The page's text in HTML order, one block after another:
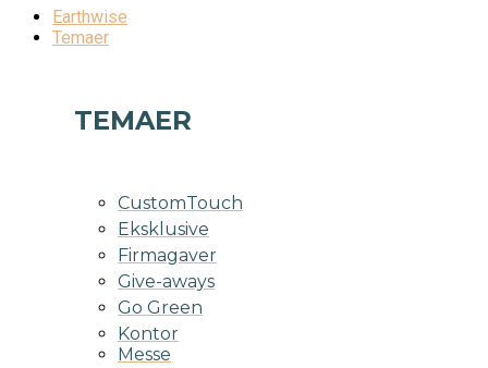
Earthwise
Temaer
TEMAER
CustomTouch
Eksklusive
Firmagaver
Give-aways
Go Green
Kontor
Messe